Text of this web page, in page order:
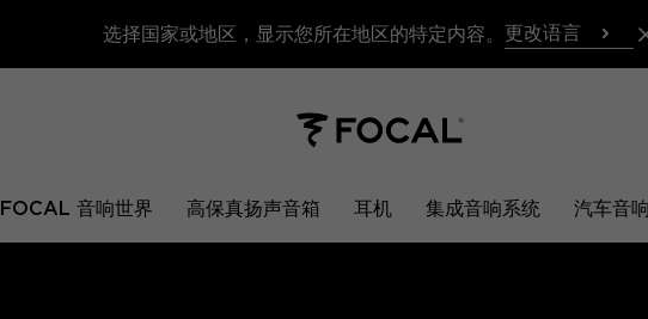
选择国家或地区，显示您所在地区的特定内容。 更改语言
FOCAL 音响世界 高保真扬声音箱 耳机 集成音响系统 汽车音